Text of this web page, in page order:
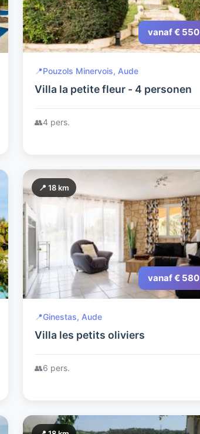
vanaf € 550
📍Pouzols Minervois, Aude
Villa la petite fleur - 4 personen
👥4 pers.
📍 18 km
vanaf € 580
📍Ginestas, Aude
Villa les petits oliviers
👥6 pers.